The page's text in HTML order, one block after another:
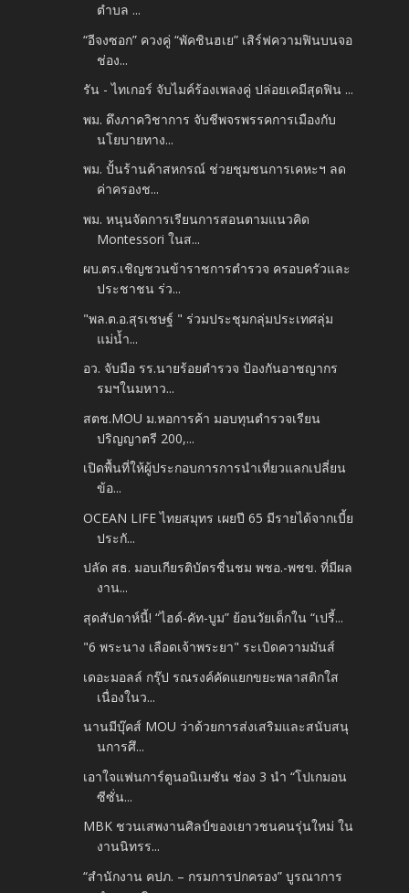
ตำบล ...
“อีจงซอก” ควงคู่ “พัคชินฮเย” เสิร์ฟความฟินบนจอ
ช่อง...
รัน - ไทเกอร์ จับไมค์ร้องเพลงคู่ ปล่อยเคมีสุดฟิน ...
พม. ดึงภาควิชาการ จับชีพจรพรรคการเมืองกับ
นโยบายทาง...
พม. ปั้นร้านค้าสหกรณ์ ช่วยชุมชนการเคหะฯ ลด
ค่าครองช...
พม. หนุนจัดการเรียนการสอนตามแนวคิด
Montessori ในส...
ผบ.ตร.เชิญชวนข้าราชการตำรวจ ครอบครัวและ
ประชาชน ร่ว...
"พล.ต.อ.สุรเชษฐ์ " ร่วมประชุมกลุ่มประเทศลุ่ม
แม่น้ำ...
อว. จับมือ รร.นายร้อยตำรวจ ป้องกันอาชญากร
รมฯในมหาว...
สตช.MOU ม.หอการค้า มอบทุนตำรวจเรียน
ปริญญาตรี 200,...
เปิดพื้นที่ให้ผู้ประกอบการการนำเที่ยวแลกเปลี่ยน
ข้อ...
OCEAN LIFE ไทยสมุทร เผยปี 65 มีรายได้จากเบี้ย
ประกั...
ปลัด สธ. มอบเกียรติบัตรชื่นชม พชอ.-พชข. ที่มีผล
งาน...
สุดสัปดาห์นี้! “ไฮด์-คัท-บูม” ย้อนวัยเด็กใน “เปรี้...
"6 พระนาง เลือดเจ้าพระยา" ระเบิดความมันส์
เดอะมอลล์ กรุ๊ป รณรงค์คัดแยกขยะพลาสติกใส
เนื่องในว...
นานมีบุ๊คส์ MOU ว่าด้วยการส่งเสริมและสนับสนุ
นการศึ...
เอาใจแฟนการ์ตูนอนิเมชัน ช่อง 3 นำ “โปเกมอน
ซีซั่น...
MBK ชวนเสพงานศิลป์ของเยาวชนคนรุ่นใหม่ ใน
งานนิทรร...
“สำนักงาน คปภ. – กรมการปกครอง” บูรณาการ